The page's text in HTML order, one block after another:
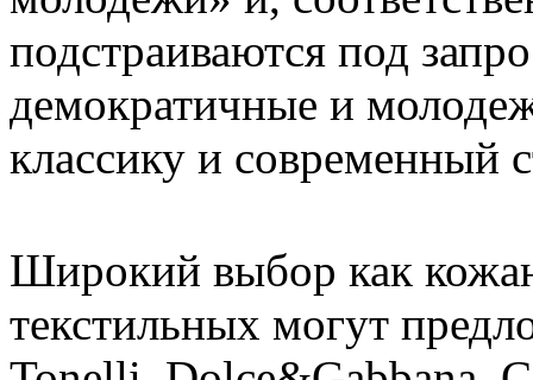
подстраиваются под
демократичные и
классику и современный
Широкий выбор как
текстильных могут